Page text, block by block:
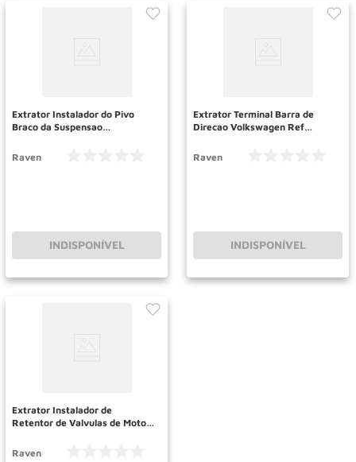
Extrator Instalador do Pivo
Braco da Suspensao
RAVEN
Raven
INDISPONÍVEL
Extrator Terminal Barra de
Direcao Volkswagen Ref
Raven
INDISPONÍVEL
Extrator Instalador de
Retentor de Valvulas de Motor
RAVEN
Raven